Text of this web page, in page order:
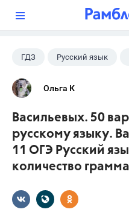
ГДЗ Русский язык
+1
Ольга К
Васильевых. 50
русскому языку.
11 ОГЭ Русский
количество